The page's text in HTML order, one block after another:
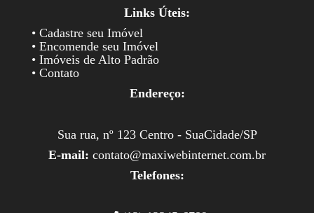
Links Úteis:
• Cadastre seu Imóvel
• Encomende seu Imóvel
• Imóveis de Alto Padrão
• Contato
Endereço:
Sua rua, nº 123 Centro - SuaCidade/SP
E-mail: contato@maxiwebinternet.com.br
Telefones: